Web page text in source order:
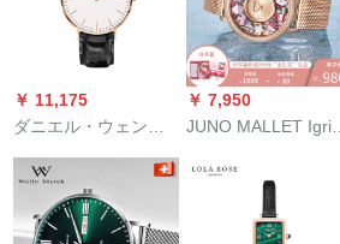
￥ 11,175
ダニエル・ウェント
DnielWellington)DW
腕時計男子学生用時
計40 mmバーン超薄
￥ 7,950
JUNO MALLET Igris
防水シンプロ气质フ
ラスディープファゴ